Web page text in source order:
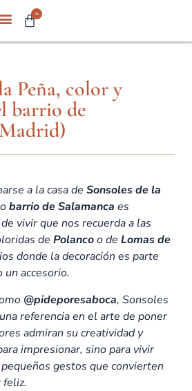
0
Peña, color y
barrio de
a la casa de Sonsoles de la
barrio de Salamanca es
vivir que nos recuerda a las
de Polancoo de Lomas de
donde la decoración es parte
accesorio.
@pideporesaboca, Sonsoles
referencia en el arte de poner
admiran su creatividad y
impresionar, sino para vivir
gestos que convierten
feliz.